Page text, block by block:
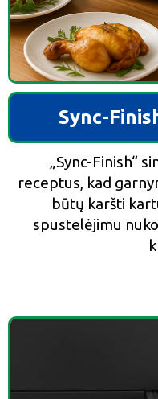
Sync-
„Sync-Finish“
receptus, kad
būtų karšti
spustelėjimu